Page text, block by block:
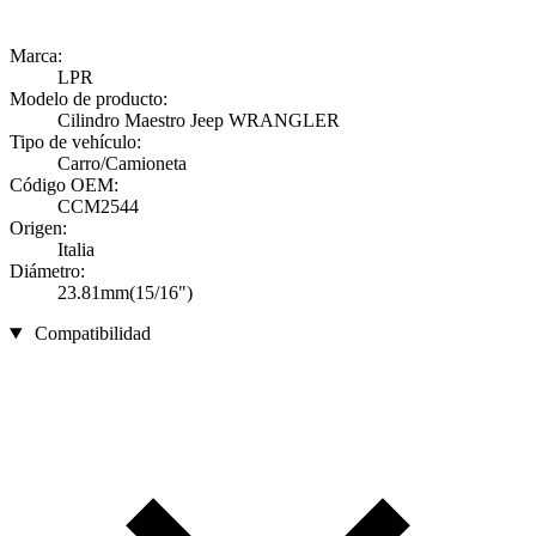
Marca:
LPR
Modelo de producto:
Cilindro Maestro Jeep WRANGLER
Tipo de vehículo:
Carro/Camioneta
Código OEM:
CCM2544
Origen:
Italia
Diámetro:
23.81mm(15/16")
Compatibilidad